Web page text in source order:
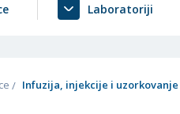
Laboratoriji
Infuzija, injekcije i